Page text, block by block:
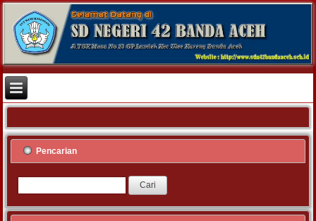
Pencarian